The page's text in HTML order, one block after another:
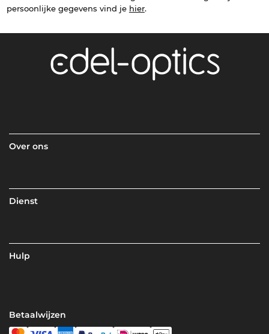
persoonlijke gegevens vind je hier.
Over ons
Dienst
Hulp
Betaalwijzen